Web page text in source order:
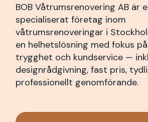
BOB Våtrumsrenovering AB är
specialiserat företag inom
våtrumsrenoveringar i
en helhetslösning med fokus
trygghet och kundservice —
designrådgivning, fast pris,
professionellt genomförande.